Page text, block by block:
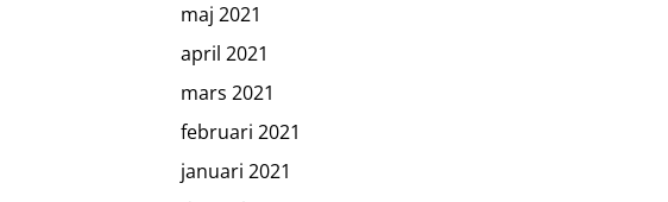
maj 2021
april 2021
mars 2021
februari 2021
januari 2021